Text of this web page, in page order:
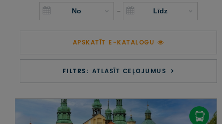
UZŅEMOŠAIS TŪRISMS
IMPRO KONKURSI
PIRMSLĪGUMA INFORMĀCIJA, KLIENTA LĪGUMS,
CEĻOJUMU APDROŠINĀŠANA
VĪZU ANKETAS
-
APSKATĪT E-KATALOGU
FILTRS: ATLASĪT CEĻOJUMUS